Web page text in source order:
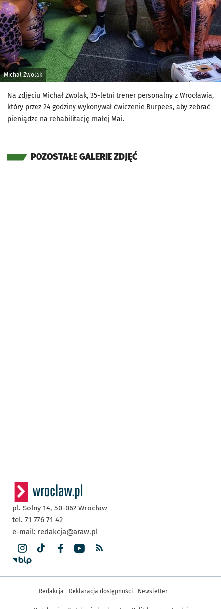
Michał Zwolak
Na zdjęciu Michał Zwolak, 35-letni trener personalny z Wrocławia,
który przez 24 godziny wykonywał ćwiczenie Burpees, aby zebrać
pieniądze na rehabilitację małej Mai.
POZOSTAŁE GALERIE ZDJĘĆ
pl. Solny 14, 50-062 Wrocław
tel. 71 776 71 42
e-mail: redakcja@araw.pl
Inne informacje
Redakcja Deklaracja dostępności Newsletter